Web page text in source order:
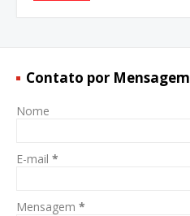
Contato por Mensagem
Nome
E-mail *
Mensagem *